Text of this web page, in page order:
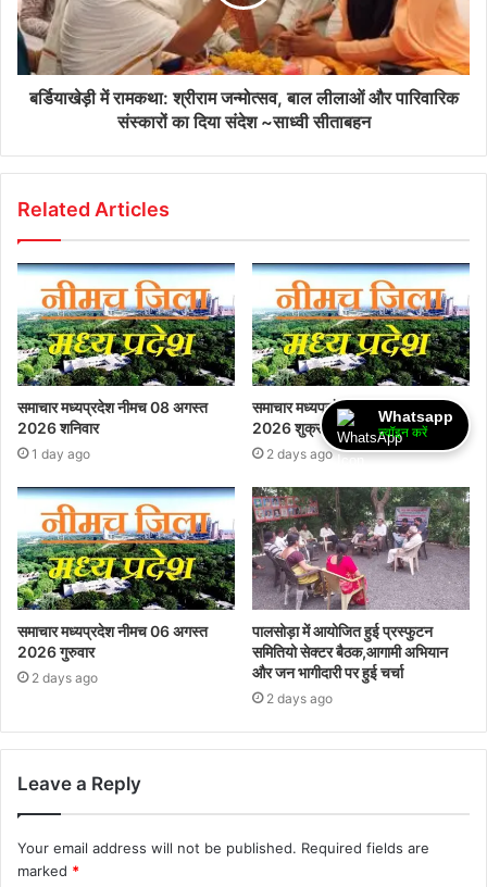
बर्डियाखेड़ी में रामकथा: श्रीराम जन्मोत्सव, बाल लीलाओं और पारिवारिक
संस्कारों का दिया संदेश ~साध्वी सीताबहन
Related Articles
समाचार मध्यप्रदेश नीमच 08 अगस्त
2026 शनिवार
1 day ago
समाचार मध्यप्रदेश नीमच 07 अगस्त
2026 शुक्रवार
2 days ago
समाचार मध्यप्रदेश नीमच 06 अगस्त
2026 गुरुवार
2 days ago
पालसोड़ा में आयोजित हुई प्रस्फुटन
समितियो सेक्टर बैठक,आगामी अभियान
और जन भागीदारी पर हुई चर्चा
2 days ago
Leave a Reply
Your email address will not be published. Required fields are
marked *
Whatsapp
ज्वॉइन करें